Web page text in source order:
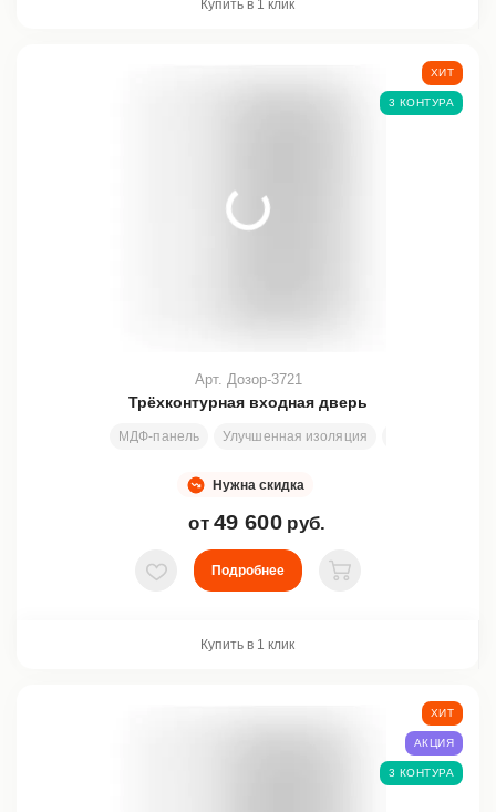
Купить в 1 клик
Трёхконтурная входная дверь
МДФ-панель Улучшенная изоляция
Арт. Дозор-3721
Нужна скидка
от 49 600 руб.
ХИТ
3 КОНТУРА
В избранное
Подробнее
В корзину
Купить в 1 клик
ХИТ
АКЦИЯ
3 КОНТУРА